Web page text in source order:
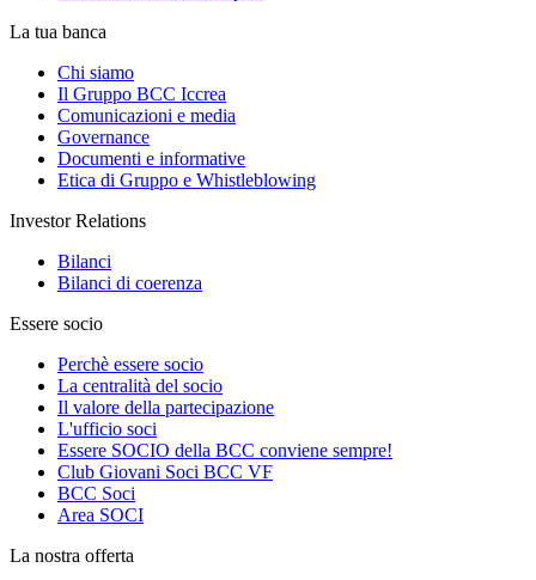
La tua banca
Chi siamo
Il Gruppo BCC Iccrea
Comunicazioni e media
Governance
Documenti e informative
Etica di Gruppo e Whistleblowing
Investor Relations
Bilanci
Bilanci di coerenza
Essere socio
Perchè essere socio
La centralità del socio
Il valore della partecipazione
L'ufficio soci
Essere SOCIO della BCC conviene sempre!
Club Giovani Soci BCC VF
BCC Soci
Area SOCI
La nostra offerta